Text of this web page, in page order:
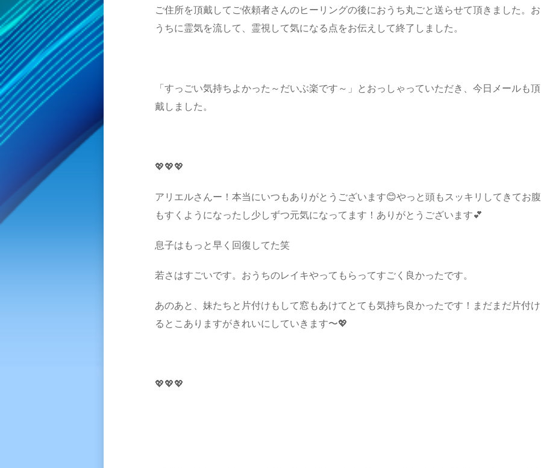
ご住所を頂戴してご依頼者さんのヒーリングの後におうち丸ごと送らせて頂きました。お
うちに霊気を流して、霊視して気になる点をお伝えして終了しました。
「すっごい気持ちよかった～だいぶ楽です～」とおっしゃっていただき、今日メールも頂
戴しました。
💖💖💖
アリエルさんー！本当にいつもありがとうございます😊やっと頭もスッキリしてきてお腹
もすくようになったし少しずつ元気になってます！ありがとうございます💕
息子はもっと早く回復してた笑
若さはすごいです。おうちのレイキやってもらってすごく良かったです。
あのあと、妹たちと片付けもして窓もあけてとても気持ち良かったです！まだまだ片付け
るとこありますがきれいにしていきます〜💖
💖💖💖